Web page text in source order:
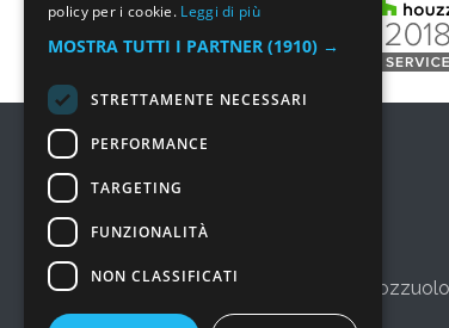
via Salvo d'Acquisto 3, 20060
policy per i cookie. Leggi di più
MOSTRA TUTTI I PARTNER (1910) →
STRETTAMENTE NECESSARI
PERFORMANCE
TARGETING
FUNZIONALITÀ
NON CLASSIFICATI